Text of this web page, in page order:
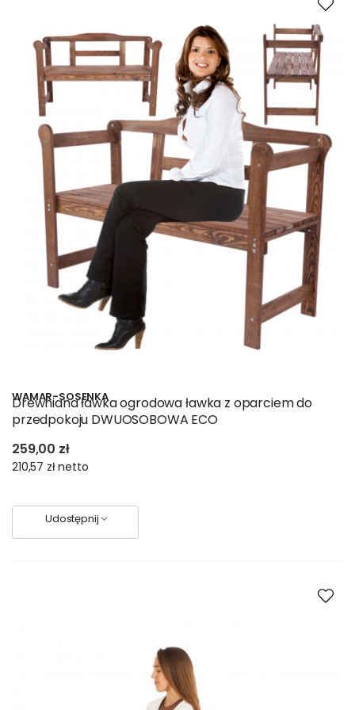
WAMAR-SOSENKA
Drewniana ławka ogrodowa ławka z oparciem do
przedpokoju DWUOSOBOWA ECO
259,00 zł
210,57 złnetto
Udostępnij